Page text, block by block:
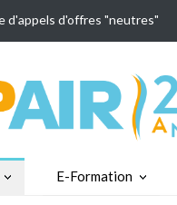
d'appels d'offres "neutres"
E-Formation